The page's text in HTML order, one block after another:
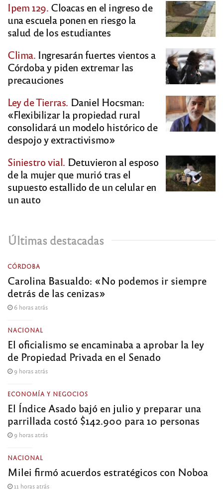
Ipem 129. Cloacas en el ingreso de
una escuela ponen en riesgo la
salud de los estudiantes
Clima. Ingresarán fuertes vientos a
Córdoba y piden extremar las
precauciones
Ley de Tierras. Daniel Hocsman:
«Flexibilizar la propiedad rural
consolidará un modelo histórico de
despojo y extractivismo»
Siniestro vial. Detuvieron al esposo
de la mujer que murió tras el
supuesto estallido de un celular en
un auto
Últimas destacadas
CÓRDOBA
Carolina Basualdo: «No podemos ir siempre
detrás de las cenizas»
6 horas atrás
NACIONAL
El oficialismo se encaminaba a aprobar la ley
de Propiedad Privada en el Senado
9 horas atrás
ECONOMÍA Y NEGOCIOS
El Índice Asado bajó en julio y preparar una
parrillada costó $142.900 para 10 personas
9 horas atrás
NACIONAL
Milei firmó acuerdos estratégicos con Noboa
11 horas atrás